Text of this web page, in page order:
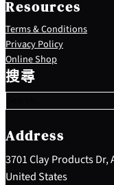
Resources
Terms & Conditions
Privacy Policy
Online Shop
搜尋
S
e
a
c
h
Address
3701 Clay Products Dr,
United States